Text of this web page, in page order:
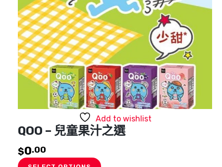
Add to wishlist
QOO – 兒童果汁之選
$0.00